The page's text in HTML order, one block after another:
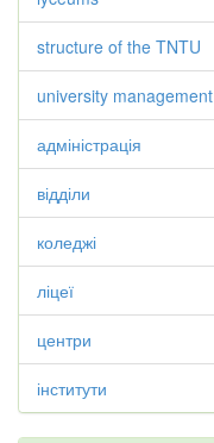
structure of the TNTU
university management
адміністрація
відділи
коледжі
ліцеї
центри
інститути